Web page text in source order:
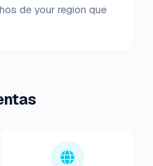
de your region que